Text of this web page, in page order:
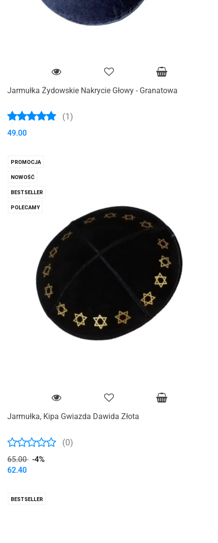
Jarmułka Żydowskie Nakrycie Głowy - Granatowa
(1)
49.00
PROMOCJA
NOWOŚĆ
BESTSELLER
POLECAMY
Jarmułka, Kipa Gwiazda Dawida Złota
(0)
65.00 -4%
62.40
BESTSELLER